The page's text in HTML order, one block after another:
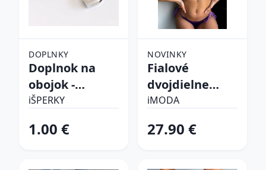
DOPLNKY
Doplnok na
obojok -
Srdiečko
iŠPERKY
1.00 €
NOVINKY
Fialové
dvojdielne
plavky
iMODA
27.90 €